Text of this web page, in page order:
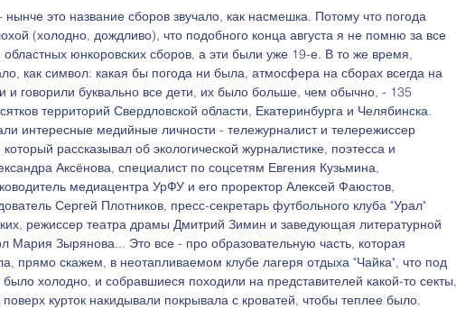
это название сборов звучало, как насмешка. Потому что погода
(холодно, дождливо), что подобного конца августа я не помню за все
юнкоровских сборов, а эти были уже 19-е. В то же время,
как символ: какая бы погода ни была, атмосфера на сборах всегда на
и говорили буквально все дети, их было больше, чем обычно, - 135
территорий Свердловской области, Екатеринбурга и Челябинска.
интересные медийные личности - тележурналист и телережиссер
рассказывал об экологической журналистике, поэтесса и
Аксёнова, специалист по соцсетям Евгения Кузьмина,
медиацентра УрФУ и его проректор Алексей Фаюстов,
Сергей Плотников, пресс-секретарь футбольного клуба "Урал"
режиссер театра драмы Дмитрий Зимин и заведующая литературной
Мария Зырянова... Это все - про образовательную часть, которая
прямо скажем, в неотапливаемом клубе лагеря отдыха "Чайка", что под
холодно, и собравшиеся походили на представителей какой-то секты,
курток накидывали покрывала с кроватей, чтобы теплее было.